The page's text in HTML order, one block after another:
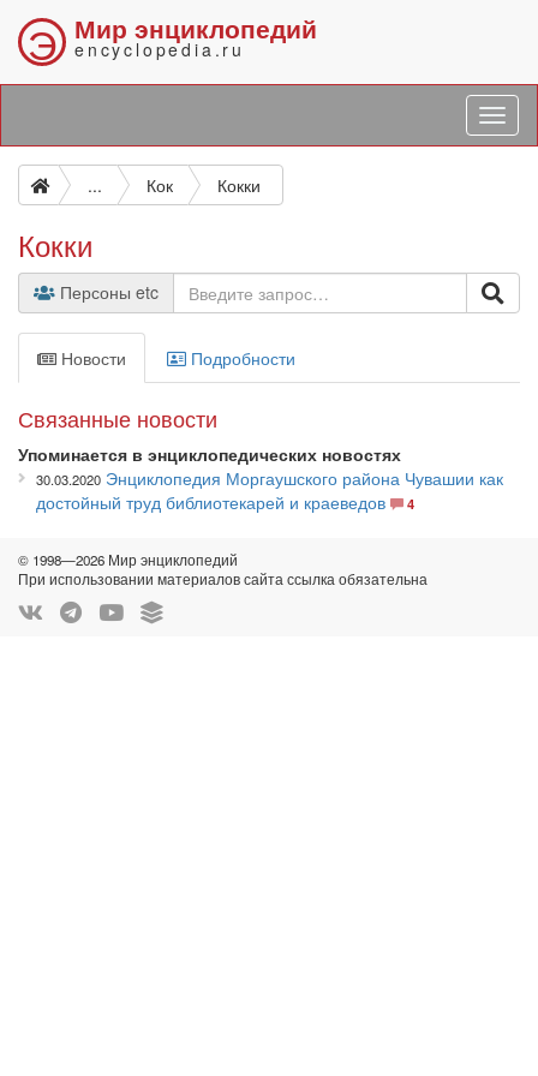
Э Мир энциклопедий
encyclopedia.ru
... Кок Кокки
Кокки
Персоны etc
Новости Подробности
Связанные новости
Упоминается в энциклопедических новостях
30.03.2020 Энциклопедия Моргаушского района Чувашии как
достойный труд библиотекарей и краеведов
4
© 1998—2026 Мир энциклопедий
При использовании материалов сайта ссылка обязательна